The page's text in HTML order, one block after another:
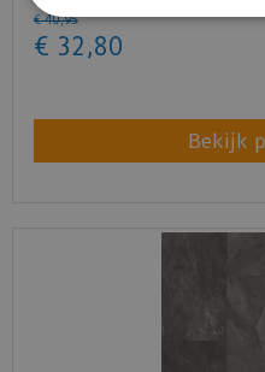
€ 40,95
€ 32 ,80
Bekijk